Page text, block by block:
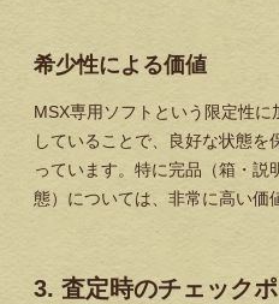
希少性による価値
MSX専用ソフトという限定性
していることで、良好な状態を
っています。特に完品（箱・説
態）については、非常に高い価
3. 査定時のチェック